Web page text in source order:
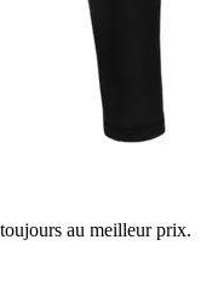
au meilleur prix.